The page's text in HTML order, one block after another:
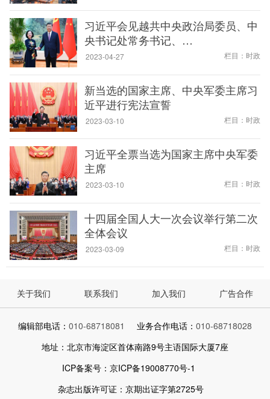
习近平会见越共中央政治局委员、中
央书记处常务书记、…
2023-04-27 栏目：时政
新当选的国家主席、中央军委主席习
近平进行宪法宣誓
2023-03-10 栏目：时政
习近平全票当选为国家主席中央军委
主席
2023-03-10 栏目：时政
十四届全国人大一次会议举行第二次
全体会议
2023-03-09 栏目：时政
关于我们 联系我们 加入我们 广告合作
编辑部电话： 010-68718081 业务合作电话： 010-68718028
地址：北京市海淀区首体南路9号主语国际大厦7座
ICP备案号：京ICP备19008770号-1
杂志出版许可证：京期出证字第2725号